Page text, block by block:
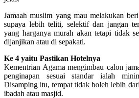
Jamaah muslim yang mau melakukan
supaya lebih teliti, selektif dan jangan
yang harganya murah akan tetapi tidak
dijanjikan atau di sepakati.
Ke 4 yaitu Pastikan Hotelnya
Kementrian Agama mengimbau calon
penginapan sesuai standar ialah
Disamping itu, tempat tidak boleh lebih
ibadah atau masjid.